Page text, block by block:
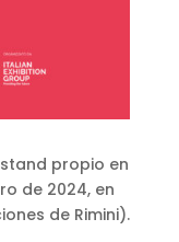
propio en
de 2024, en
de Rimini).